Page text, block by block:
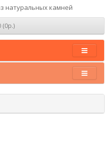
натуральных камней
(0р.)